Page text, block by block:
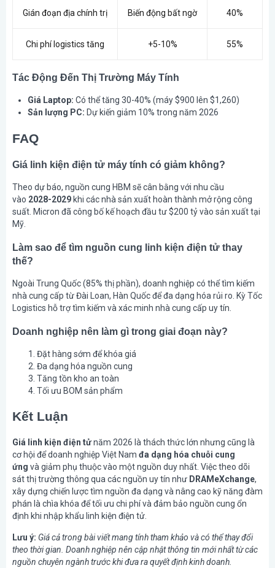
Gián đoạn địa chính trị Biến động bất ngờ 40%
Chi phí logistics tăng +5-10% 55%
Tác Động Đến Thị Trường Máy Tính
Giá Laptop: Có thể tăng 30-40% (máy $900 lên $1,260)
Sản lượng PC: Dự kiến giảm 10% trong năm 2026
FAQ
Giá linh kiện điện tử máy tính có giảm không?
Theo dự báo, nguồn cung HBM sẽ cân bằng với nhu cầu
vào 2028-2029 khi các nhà sản xuất hoàn thành mở rộng công
suất. Micron đã công bố kế hoạch đầu tư $200 tỷ vào sản xuất tại
Mỹ.
Làm sao để tìm nguồn cung linh kiện điện tử thay
thế?
Ngoài Trung Quốc (85% thị phần), doanh nghiệp có thể tìm kiếm
nhà cung cấp từ Đài Loan, Hàn Quốc để đa dạng hóa rủi ro. Kỳ Tốc
Logistics hỗ trợ tìm kiếm và xác minh nhà cung cấp uy tín.
Doanh nghiệp nên làm gì trong giai đoạn này?
Đặt hàng sớm để khóa giá
Đa dạng hóa nguồn cung
Tăng tồn kho an toàn
Tối ưu BOM sản phẩm
Kết Luận
Giá linh kiện điện tửnăm 2026 là thách thức lớn nhưng cũng là
cơ hội để doanh nghiệp Việt Nam đa dạng hóa chuỗi cung
ứng và giảm phụ thuộc vào một nguồn duy nhất. Việc theo dõi
sát thị trường thông qua các nguồn uy tín như DRAMeXchange,
xây dựng chiến lược tìm nguồn đa dạng và nâng cao kỹ năng đàm
phán là chìa khóa để tối ưu chi phí và đảm bảo nguồn cung ổn
định khi nhập khẩu linh kiện điện tử.
Lưu ý: Giá cả trong bài viết mang tính tham khảo và có thể thay đổi
theo thời gian. Doanh nghiệp nên cập nhật thông tin mới nhất từ các
nguồn chuyên ngành trước khi đưa ra quyết định kinh doanh.